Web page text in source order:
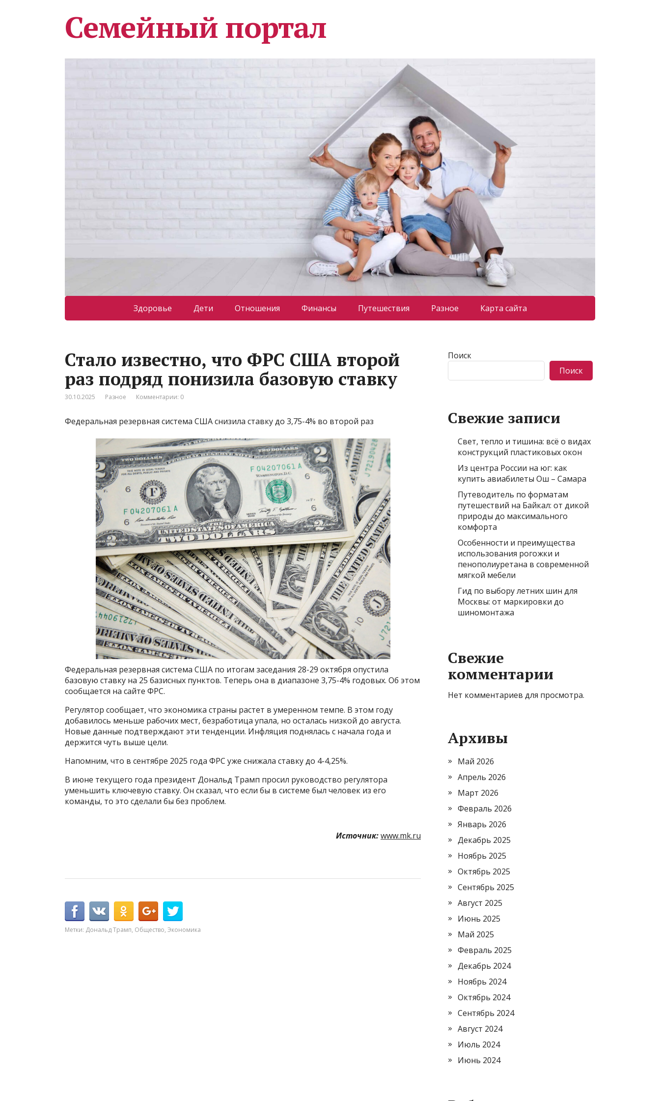
Семейный портал
Здоровье Дети Отношения Финансы Путешествия Разное Карта сайта
Стало известно, что ФРС США второй
раз подряд понизила базовую ставку
30.10.2025 Разное Комментарии: 0
Федеральная резервная система США снизила ставку до 3,75-4% во второй раз
Федеральная резервная система США по итогам заседания 28-29 октября опустила
базовую ставку на 25 базисных пунктов. Теперь она в диапазоне 3,75-4% годовых. Об этом
сообщается на сайте ФРС.
Регулятор сообщает, что экономика страны растет в умеренном темпе. В этом году
добавилось меньше рабочих мест, безработица упала, но осталась низкой до августа.
Новые данные подтверждают эти тенденции. Инфляция поднялась с начала года и
держится чуть выше цели.
Напомним, что в сентябре 2025 года ФРС уже снижала ставку до 4-4,25%.
В июне текущего года президент Дональд Трамп просил руководство регулятора
уменьшить ключевую ставку. Он сказал, что если бы в системе был человек из его
команды, то это сделали бы без проблем.
Источник:www.mk.ru
Метки: Дональд Трамп, Общество, Экономика
Поиск
Поиск
Свежие записи
Свет, тепло и тишина: всё о видах
конструкций пластиковых окон
Из центра России на юг: как
купить авиабилеты Ош – Самара
Путеводитель по форматам
путешествий на Байкал: от дикой
природы до максимального
комфорта
Особенности и преимущества
использования рогожки и
пенополиуретана в современной
мягкой мебели
Гид по выбору летних шин для
Москвы: от маркировки до
шиномонтажа
Свежие
комментарии
Нет комментариев для просмотра.
Архивы
Май 2026
Апрель 2026
Март 2026
Февраль 2026
Январь 2026
Декабрь 2025
Ноябрь 2025
Октябрь 2025
Сентябрь 2025
Август 2025
Июнь 2025
Май 2025
Февраль 2025
Декабрь 2024
Ноябрь 2024
Октябрь 2024
Сентябрь 2024
Август 2024
Июль 2024
Июнь 2024